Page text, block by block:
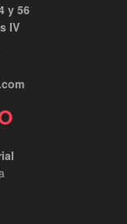
y 56
IV